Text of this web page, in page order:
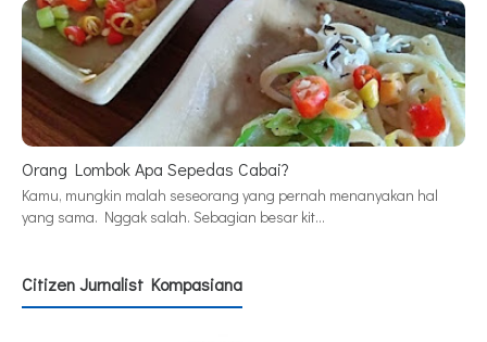
Orang Lombok Apa Sepedas Cabai?
Kamu, mungkin malah seseorang yang pernah menanyakan hal
yang sama. Nggak salah. Sebagian besar kit…
Citizen Jurnalist Kompasiana